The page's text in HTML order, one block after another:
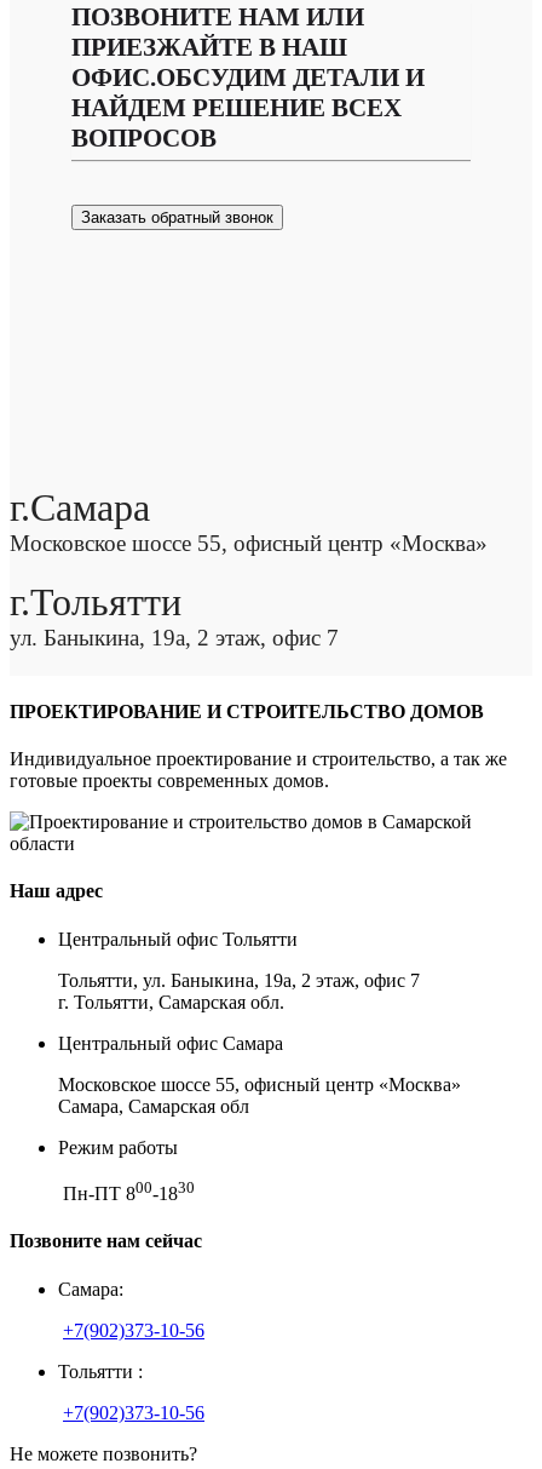
ПОЗВОНИТЕ НАМ ИЛИ
ПРИЕЗЖАЙТЕ В НАШ
ОФИС.ОБСУДИМ ДЕТАЛИ И
НАЙДЕМ РЕШЕНИЕ ВСЕХ
ВОПРОСОВ
Заказать обратный звонок
г.Самара
Московское шоссе 55, офисный центр «Москва»
г.Тольятти
ул. Баныкина, 19а, 2 этаж, офис 7
ПРОЕКТИРОВАНИЕ И СТРОИТЕЛЬСТВО ДОМОВ
Индивидуальное проектирование и строительство, а так же
готовые проекты современных домов.
Наш адрес
Центральный офис Тольятти
Тольятти, ул. Баныкина, 19а, 2 этаж, офис 7
г. Тольятти, Самарская обл.
Центральный офис Самара
Московское шоссе 55, офисный центр «Москва»
Самара, Самарская обл
Режим работы
Пн-ПТ 800-1830
Позвоните нам сейчас
Самара:
+7(902)373-10-56
Тольятти :
+7(902)373-10-56
Не можете позвонить?